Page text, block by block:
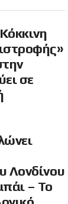
σε
Λονδίνου
– Το